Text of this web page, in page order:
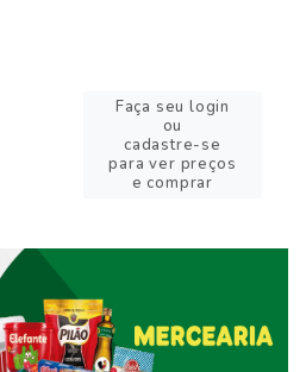
Faça seu login
ou
cadastre-se
para ver preços
e comprar